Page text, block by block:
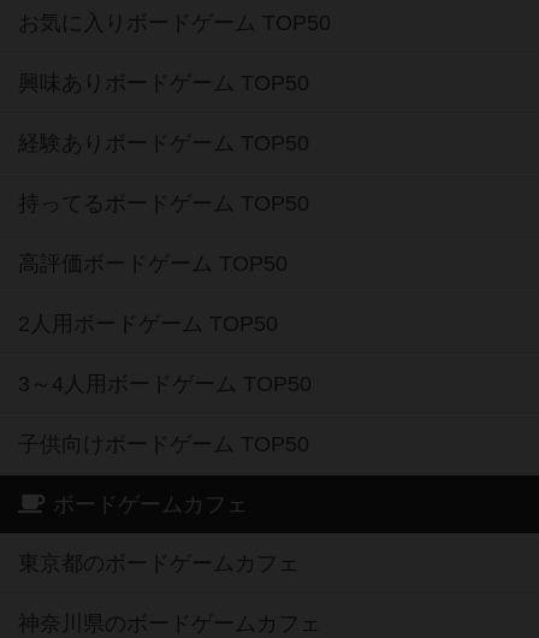
お気に入りボードゲーム TOP50
興味ありボードゲーム TOP50
経験ありボードゲーム TOP50
持ってるボードゲーム TOP50
高評価ボードゲーム TOP50
2人用ボードゲーム TOP50
3～4人用ボードゲーム TOP50
子供向けボードゲーム TOP50
ボードゲームカフェ
東京都のボードゲームカフェ
神奈川県のボードゲームカフェ